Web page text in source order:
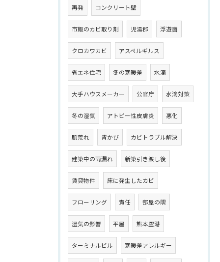
再発 コンクリート壁
市販のカビ取り剤 児湯郡 浮遊菌
クロカワカビ アスペルギルス
省エネ住宅 冬の寒暖差 水滴
大手ハウスメーカー 公官庁 水滴対策
冬の湿気 アトピー性皮膚炎 悪化
肌荒れ 青かび カビトラブル解決
建築中の雨漏れ 新築引き渡し後
賃貸物件 床に発生したカビ
フローリング 責任 部屋の隅
湿気の影響 平屋 熊本空港
ターミナルビル 寒暖差アレルギー